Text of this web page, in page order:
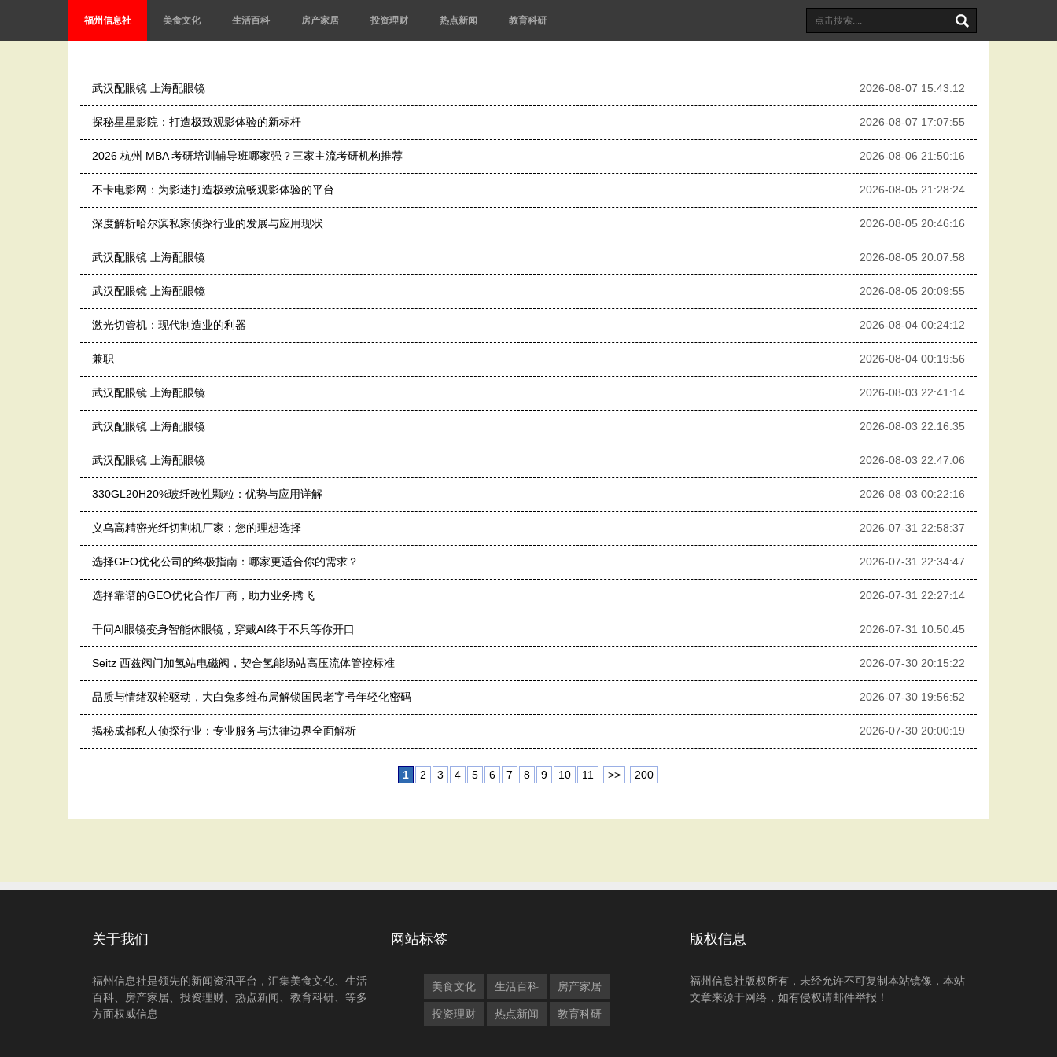
福州信息社 美食文化 生活百科 房产家居 投资理财 热点新闻 教育科研
武汉配眼镜 上海配眼镜 2026-08-07 15:43:12
探秘星星影院：打造极致观影体验的新标杆 2026-08-07 17:07:55
2026 杭州 MBA 考研培训辅导班哪家强？三家主流考研机构推荐 2026-08-06 21:50:16
不卡电影网：为影迷打造极致流畅观影体验的平台 2026-08-05 21:28:24
深度解析哈尔滨私家侦探行业的发展与应用现状 2026-08-05 20:46:16
武汉配眼镜 上海配眼镜 2026-08-05 20:07:58
武汉配眼镜 上海配眼镜 2026-08-05 20:09:55
激光切管机：现代制造业的利器 2026-08-04 00:24:12
兼职 2026-08-04 00:19:56
武汉配眼镜 上海配眼镜 2026-08-03 22:41:14
武汉配眼镜 上海配眼镜 2026-08-03 22:16:35
武汉配眼镜 上海配眼镜 2026-08-03 22:47:06
330GL20H20%玻纤改性颗粒：优势与应用详解 2026-08-03 00:22:16
义乌高精密光纤切割机厂家：您的理想选择 2026-07-31 22:58:37
选择GEO优化公司的终极指南：哪家更适合你的需求？ 2026-07-31 22:34:47
选择靠谱的GEO优化合作厂商，助力业务腾飞 2026-07-31 22:27:14
千问AI眼镜变身智能体眼镜，穿戴AI终于不只等你开口 2026-07-31 10:50:45
Seitz 西兹阀门加氢站电磁阀，契合氢能场站高压流体管控标准 2026-07-30 20:15:22
品质与情绪双轮驱动，大白兔多维布局解锁国民老字号年轻化密码 2026-07-30 19:56:52
揭秘成都私人侦探行业：专业服务与法律边界全面解析 2026-07-30 20:00:19
1 2 3 4 5 6 7 8 9 10 11 >> 200
关于我们
福州信息社是领先的新闻资讯平台，汇集美食文化、生活
百科、房产家居、投资理财、热点新闻、教育科研、等多
方面权威信息
网站标签
美食文化 生活百科 房产家居
投资理财 热点新闻 教育科研
版权信息
福州信息社版权所有，未经允许不可复制本站镜像，本站
文章来源于网络，如有侵权请邮件举报！